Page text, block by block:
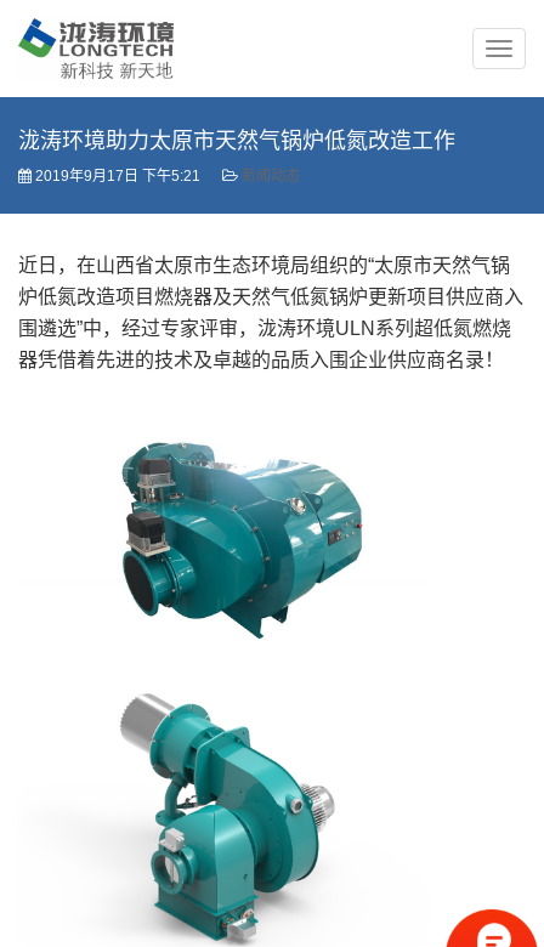
泷涛环境助力太原市天然气锅炉低氮改造工作
2019年9月17日 下午5:21 新闻动态
近日，在山西省太原市生态环境局组织的“太原市天然气锅
炉低氮改造项目燃烧器及天然气低氮锅炉更新项目供应商入
围遴选”中，经过专家评审，泷涛环境ULN系列超低氮燃烧
器凭借着先进的技术及卓越的品质入围企业供应商名录！